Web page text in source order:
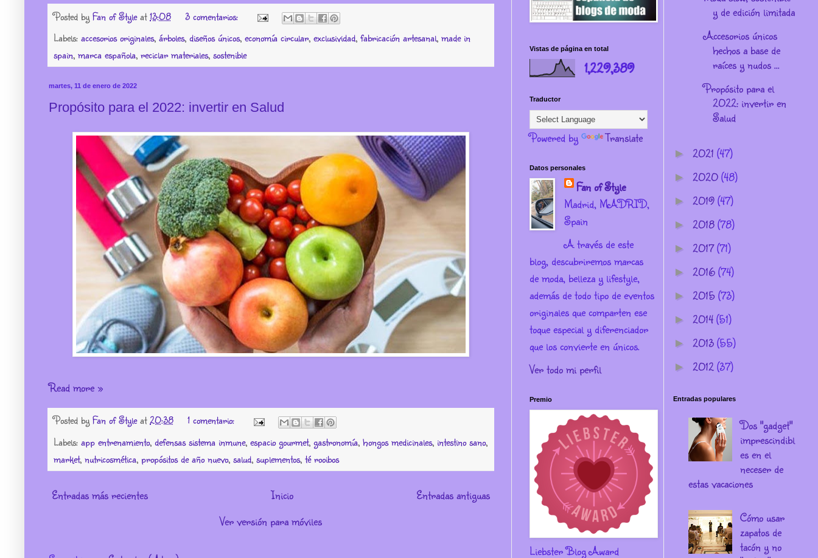
Posted by Fan of Style at13:08
3 comentarios:
Labels: accesorios originales, árboles, diseños únicos, economía circular, exclusividad, fabricación artesanal, made in
spain, marca española, reciclar materiales, sostenible
martes, 11 de enero de 2022
Propósito para el 2022: invertir en Salud
Read more »
Posted by Fan of Style at20:38
1 comentario:
Labels: app entrenamiento, defensas sistema inmune, espacio gourmet, gastronomía, hongos medicinales, intestino sano,
market, nutricosmética, propósitos de año nuevo, salud, suplementos, té rooibos
Entradas más recientes Entradas antiguas
Inicio
Ver versión para móviles
Vistas de página en total
1,229,389
Traductor
Powered by Translate
Datos personales
Fan of Style
Madrid, MADRID,
Spain
A través de este
blog, descubriremos marcas
de moda, belleza y lifestyle,
además de todo tipo de eventos
originales que comparten ese
toque especial y diferenciador
que los convierte en únicos.
Ver todo mi perfil
Premio
Liebster Blog Award
y de edición limitada
Accesorios únicos
hechos a base de
raíces y nudos ...
Propósito para el
2022: invertir en
Salud
► 2021 (47)
► 2020(48)
► 2019(47)
► 2018(78)
► 2017(71)
► 2016(74)
► 2015(73)
► 2014(51)
► 2013(55)
► 2012(37)
Entradas populares
Dos "gadget"
imprescindibl
es en el
neceser de
estas vacaciones
Cómo usar
zapatos de
tacón y no